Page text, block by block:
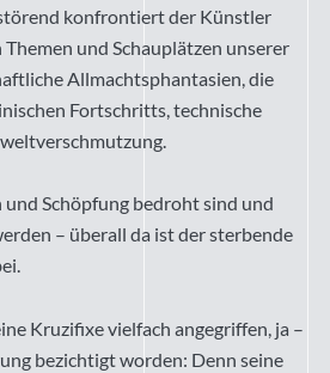
konfrontiert der Künstler
und Schauplätzen unserer
Allmachtsphantasien, die
Fortschritts, technische
und Schöpfung bedroht sind und
– überall da ist der sterbende
Kruzifixe vielfach angegriffen, ja –
bezichtigt worden: Denn seine